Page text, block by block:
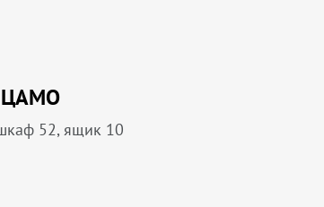
ЦАМО
52, ящик 10